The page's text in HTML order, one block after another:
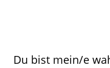
Du bist mein/e